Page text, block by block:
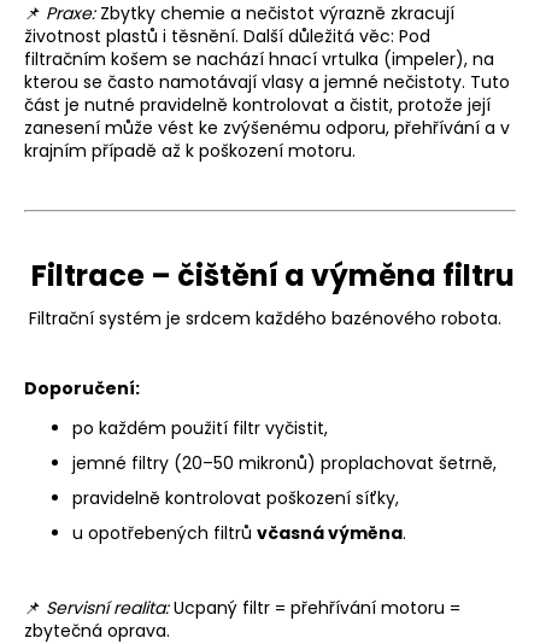
📌 Praxe:Zbytky chemie a nečistot výrazně zkracují
životnost plastů i těsnění. Další důležitá věc: Pod
filtračním košem se nachází hnací vrtulka (impeler), na
kterou se často namotávají vlasy a jemné nečistoty. Tuto
část je nutné pravidelně kontrolovat a čistit, protože její
zanesení může vést ke zvýšenému odporu, přehřívání a v
krajním případě až k poškození motoru.
Filtrace – čištění a výměna filtru
Filtrační systém je srdcem každého bazénového robota.
Doporučení:
po každém použití filtr vyčistit,
jemné filtry (20–50 mikronů) proplachovat šetrně,
pravidelně kontrolovat poškození síťky,
u opotřebených filtrů včasná výměna.
📌 Servisní realita:Ucpaný filtr = přehřívání motoru =
zbytečná oprava.